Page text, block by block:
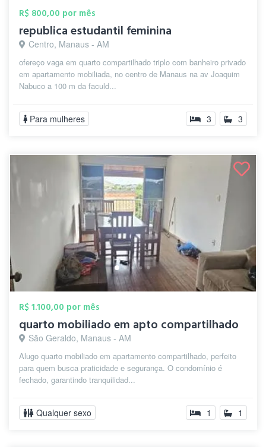
R$ 800,00 por mês
republica estudantil feminina
Centro, Manaus - AM
ofereço vaga em quarto compartilhado triplo com banheiro privado
em apartamento mobiliada, no centro de Manaus na av Joaquim
Nabuco a 100 m da faculd...
Para mulheres 3 3
R$ 1.100,00 por mês
quarto mobiliado em apto compartilhado
São Geraldo, Manaus - AM
Alugo quarto mobiliado em apartamento compartilhado, perfeito
para quem busca praticidade e segurança. O condomínio é
fechado, garantindo tranquilidad...
Qualquer sexo 1 1